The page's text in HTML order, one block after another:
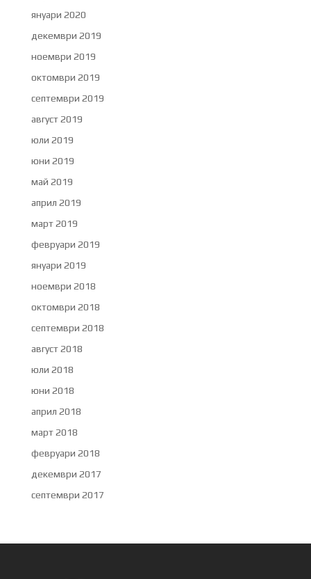
януари 2020
декември 2019
ноември 2019
октомври 2019
септември 2019
август 2019
юли 2019
юни 2019
май 2019
април 2019
март 2019
февруари 2019
януари 2019
ноември 2018
октомври 2018
септември 2018
август 2018
юли 2018
юни 2018
април 2018
март 2018
февруари 2018
декември 2017
септември 2017